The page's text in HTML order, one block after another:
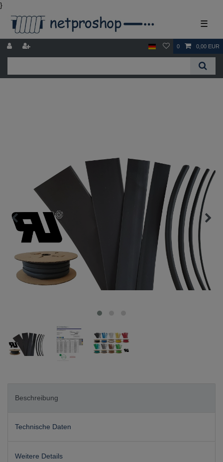
}
☰
0 0,00 EUR
Beschreibung
Technische Daten
Weitere Details